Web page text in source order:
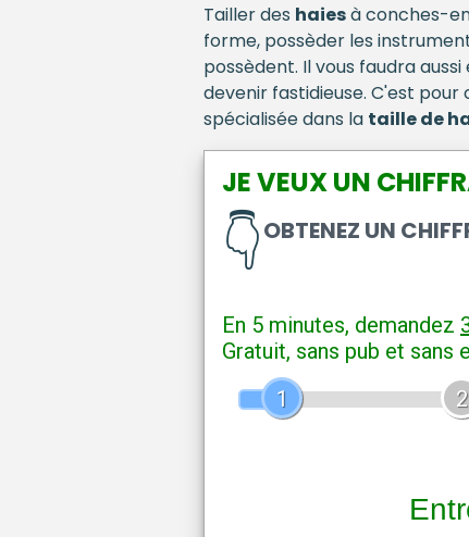
Tailler des haiesà conches-
forme, possèder les
possèdent. Il vous faudra
devenir fastidieuse. C'est
spécialisée dans la taille de
JE VEUX UN
OBTENEZ UN
👇
En 5 minutes, demandez
Gratuit, sans pub et sans
1
2